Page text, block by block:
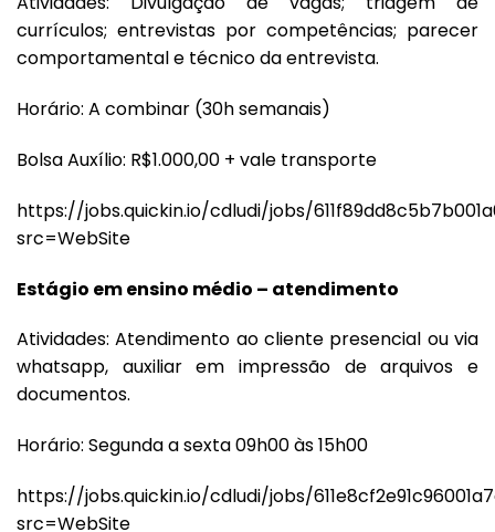
currículos; entrevistas por competências; parecer
comportamental e técnico da entrevista.
Horário: A combinar (30h semanais)
Bolsa Auxílio: R$1.000,00 + vale transporte
https://jobs.quickin.io/cdludi/jobs/
src=WebSite
Estágio em ensino médio – atendimento
Atividades: Atendimento ao cliente presencial ou via
whatsapp, auxiliar em impressão de arquivos e
documentos.
Horário: Segunda a sexta 09h00 às 15h00
https://jobs.quickin.io/cdludi/jobs/
src=WebSite